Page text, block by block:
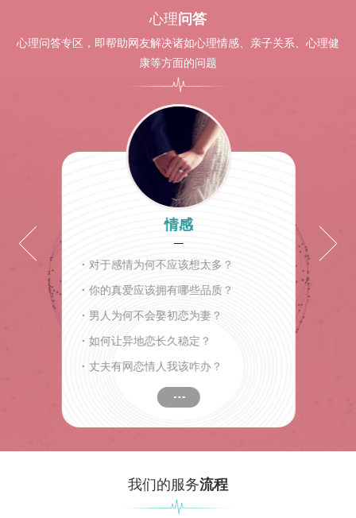
心理 问答
心理问答专区，即帮助网友解决诸如心理情感、亲子关系、心理健
康等方面的问题
情感
· 对于感情为何不应该想太多？
· 你的真爱应该拥有哪些品质？
· 男人为何不会娶初恋为妻？
· 如何让异地恋长久稳定？
· 丈夫有网恋情人我该咋办？
我们的服务流程